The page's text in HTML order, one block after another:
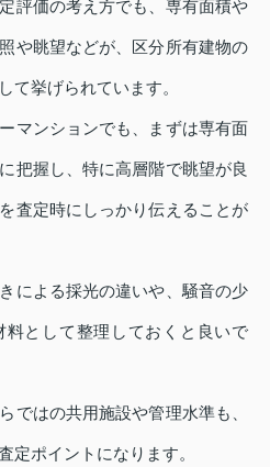
評価の考え方でも、専有面積や
や眺望などが、区分所有建物の
て挙げられています。
マンションでも、まずは専有面
把握し、特に高層階で眺望が良
査定時にしっかり伝えることが
による採光の違いや、騒音の少
として整理しておくと良いで
ではの共用施設や管理水準も、
定ポイントになります。